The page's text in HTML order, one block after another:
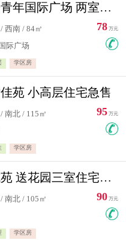
福海路 富豪青年国际广场 两室住宅急售
西南 / 84㎡
际广场
学区房
78 万元
苑 小高层住宅急售
南北 / 115㎡
学区房
95 万元
福海路 澳城苑 送花园三室住宅急售
南北 / 105㎡
学区房
90 万元